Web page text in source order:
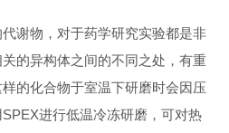
谢物，对于药学研究实验都是非
的异构体之间的不同之处，有重
的化合物于室温下研磨时会因压
进行低温冷冻研磨，可对热